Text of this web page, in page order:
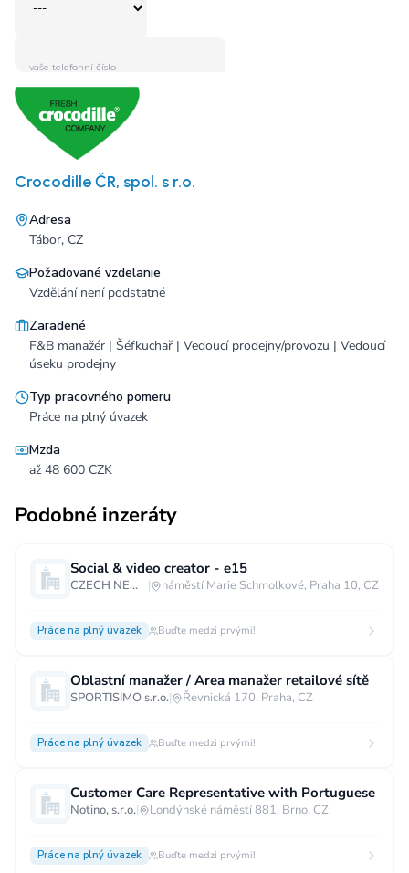
Crocodille ČR, spol. s r.o.
Adresa
Tábor, CZ
Požadované vzdelanie
Vzdělání není podstatné
Zaradené
F&B manažér | Šéfkuchař | Vedoucí prodejny/provozu | Vedoucí
úseku prodejny
Typ pracovného pomeru
Práce na plný úvazek
Mzda
až 48 600 CZK
Podobné inzeráty
Social & video creator - e15
CZECH NEWS CENTER a.s. | náměstí Marie Schmolkové, Praha 10, CZ
Práce na plný úvazek Buďte medzi prvými!
Oblastní manažer / Area manažer retailové sítě
SPORTISIMO s.r.o.| Řevnická 170, Praha, CZ
Práce na plný úvazek Buďte medzi prvými!
Customer Care Representative with Portuguese
Notino, s.r.o.| Londýnské náměstí 881, Brno, CZ
Práce na plný úvazek Buďte medzi prvými!